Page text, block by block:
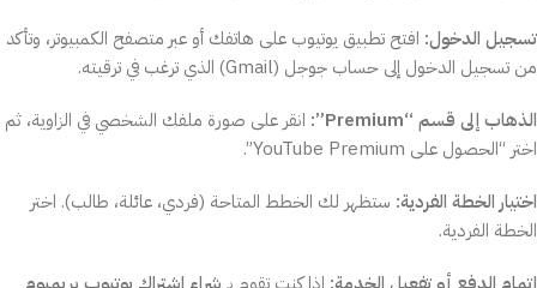
تسجيل الدخول: افتح تطبيق يوتيوب على هاتفك أو عبر متصفح الكمبيوتر، وتأكد
من تسجيل الدخول إلى حساب جوجل (Gmail) الذي ترغب في ترقيته.
الذهاب إلى قسم “Premium”:
انقر على صورة ملفك الشخصي في الزاوية، ثم
اختر “الحصول على YouTube Premium”.
اختيار الخطة الفردية: ستظهر لك الخطط المتاحة (فردي، عائلة، طالب). اختر
الخطة الفردية.